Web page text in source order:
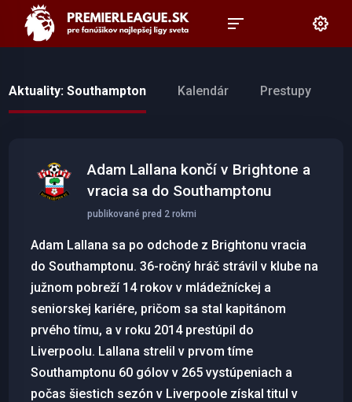
Aktuality: Southampton Kalendár Prestupy
Adam Lallana končí v Brightone a
vracia sa do Southamptonu
publikované pred 2 rokmi
Adam Lallana sa po odchode z Brightonu vracia
do Southamptonu. 36-ročný hráč strávil v klube na
južnom pobreží 14 rokov v mládežníckej a
seniorskej kariére, pričom sa stal kapitánom
prvého tímu, a v roku 2014 prestúpil do
Liverpoolu. Lallana strelil v prvom tíme
Southamptonu 60 gólov v 265 vystúpeniach a
počas šiestich sezón v Liverpoole získal titul v